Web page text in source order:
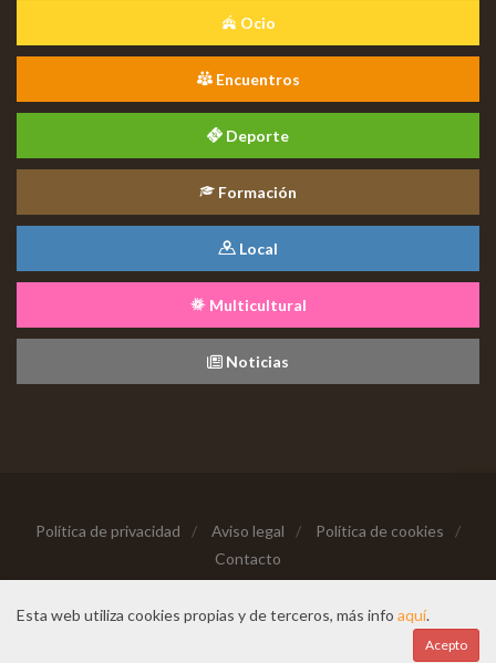
Ocio
Encuentros
Deporte
Formación
Local
Multicultural
Noticias
Política de privacidad / Aviso legal / Política de cookies
/
Contacto
Hecho con cariño desde
Esta web utiliza cookies propias y de terceros, más info aquí.
Acepto